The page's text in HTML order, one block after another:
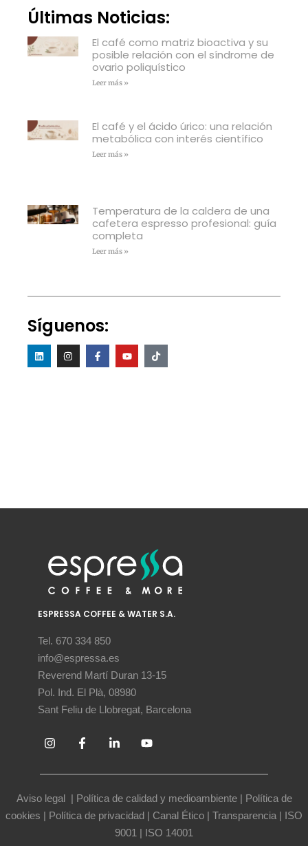
Últimas Noticias:
El café como matriz bioactiva y su
posible relación con el síndrome de
ovario poliquístico
Leer más »
El café y el ácido úrico: una relación
metabólica con interés científico
Leer más »
Temperatura de la caldera de una
cafetera espresso profesional: guía
completa
Leer más »
Síguenos:
ESPRESSA COFFEE & WATER S.A.
Tel. 670 334 850
info@espressa.es
Reverend Martí Duran 13-15
Pol. Ind. El Plà, 08980
Sant Feliu de Llobregat, Barcelona
Aviso legal | Política de calidad y medioambiente| Política de
cookies | Política de privacidad | Canal Ético | Transparencia | ISO
9001 | ISO 14001